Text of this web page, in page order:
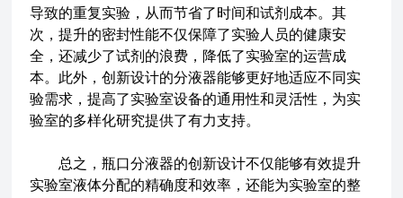
导致的重复实验，从而节省了时间和试剂成本。其
次，提升的密封性能不仅保障了实验人员的健康安
全，还减少了试剂的浪费，降低了实验室的运营成
本。此外，创新设计的分液器能够更好地适应不同实
验需求，提高了实验室设备的通用性和灵活性，为实
验室的多样化研究提供了有力支持。
总之，瓶口分液器的创新设计不仅能够有效提升
实验室液体分配的精确度和效率，还能为实验室的整